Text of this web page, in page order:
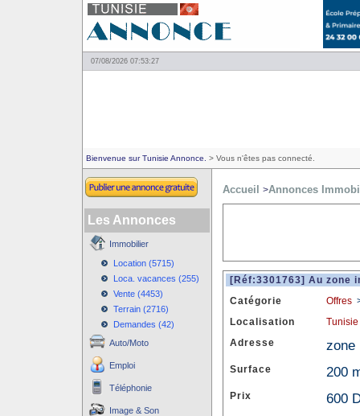
07/08/2026 07:53:27
Bienvenue sur Tunisie Annonce. > Vous n'êtes pas connecté.
Les Annonces
Immobilier
Location (5715)
Loca. vacances (255)
Vente (4453)
Terrain (2716)
Demandes (42)
Auto/Moto
Emploi
Téléphonie
Image & Son
Accueil >Annonces
[Réf:3301763] Au zone
Catégorie
Offres
Localisation
Tunisie
Adresse
zone
Surface 200
Prix 600